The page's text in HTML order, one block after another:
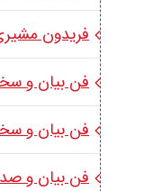
فریدون مشیری (1)
فن بیان و سخنرانی (30)
فن بیان و سخنرانی (2)
فن بیان و صداسازی (46)